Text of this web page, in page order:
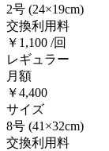
2号 (24×19cm)
交換利用料
￥1,100 /回
レギュラー
月額
￥4,400
サイズ
8号 (41×32cm)
交換利用料